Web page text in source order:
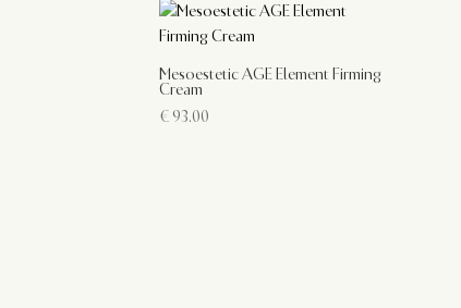
Mesoestetic AGE Element Firming
Cream
€ 93.00